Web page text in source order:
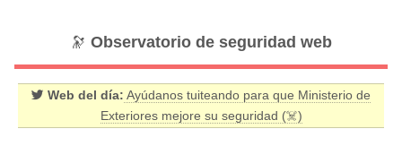
🔭 Observatorio de seguridad web
Web del día: Ayúdanos tuiteando para que Ministerio de
Exteriores mejore su seguridad (☠️)